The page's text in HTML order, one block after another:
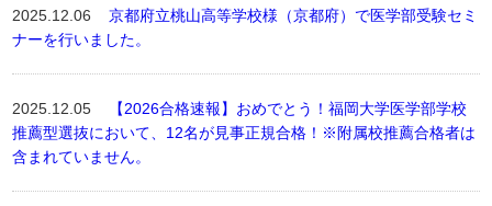
2025.12.06京都府立桃山高等学校様（京都府）で医学部受験セミ
ナーを行いました。
2025.12.05
【2026合格速報】おめでとう！福岡大学医学部学校
推薦型選抜において、12名が見事正規合格！※附属校推薦合格者は
含まれていません。